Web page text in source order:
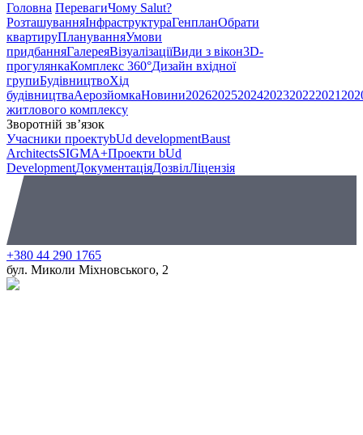
Головна ПеревагиЧому Salut?
РозташуванняІнфраструктураГенпланОбрати
квартируПлануванняУмови
придбанняГалереяВізуалізаціїВиди з вікон3D-
прогулянкаКомплекс 360°Дизайн вхідної
групиБудівництвоХід
будівництваАерозйомкаНовини202620252024202320222021
житлового комплексу
Зворотній зв’язок
Учасники проектуbUd developmentBaust
ArchitectsSIGMA+Проекти bUd
DevelopmentДокументаціяДозвілЛіцензія
+380 44 290 1765
бул. Миколи Міхновського, 2